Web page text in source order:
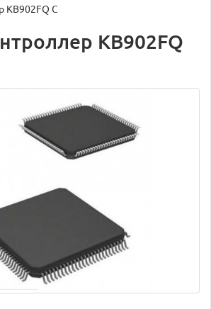
KB902FQ C
KB902FQ